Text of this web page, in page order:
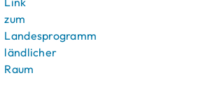
zum
Landesprogramm
ländlicher
Raum